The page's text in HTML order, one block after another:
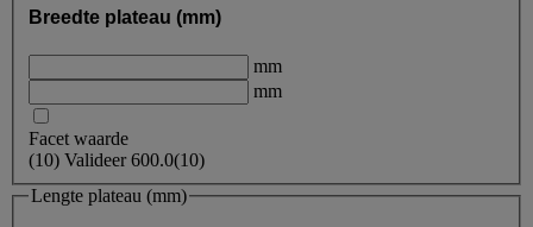
Breedte plateau (mm)
mm
mm
Facet waarde
(10) Valideer600.0(10)
Lengte plateau (mm)